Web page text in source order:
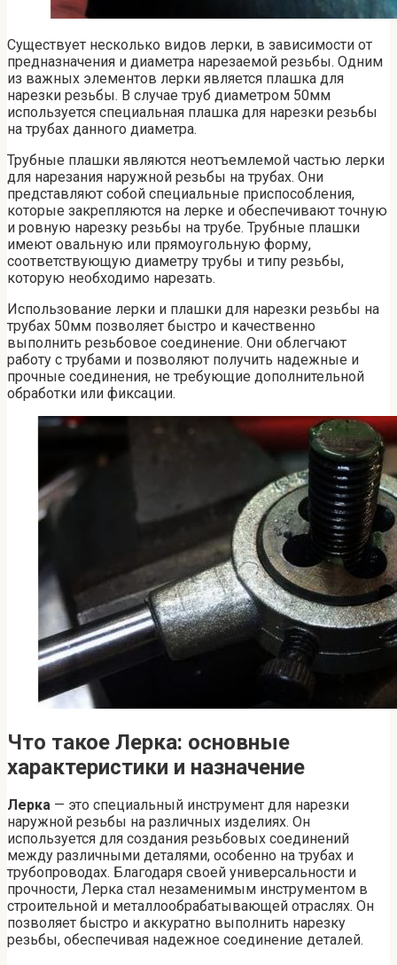
Существует несколько видов лерки, в зависимости от
предназначения и диаметра нарезаемой резьбы. Одним
из важных элементов лерки является плашка для
нарезки резьбы. В случае труб диаметром 50мм
используется специальная плашка для нарезки резьбы
на трубах данного диаметра.
Трубные плашки являются неотъемлемой частью лерки
для нарезания наружной резьбы на трубах. Они
представляют собой специальные приспособления,
которые закрепляются на лерке и обеспечивают точную
и ровную нарезку резьбы на трубе. Трубные плашки
имеют овальную или прямоугольную форму,
соответствующую диаметру трубы и типу резьбы,
которую необходимо нарезать.
Использование лерки и плашки для нарезки резьбы на
трубах 50мм позволяет быстро и качественно
выполнить резьбовое соединение. Они облегчают
работу с трубами и позволяют получить надежные и
прочные соединения, не требующие дополнительной
обработки или фиксации.
Что такое Лерка: основные
характеристики и назначение
Лерка — это специальный инструмент для нарезки
наружной резьбы на различных изделиях. Он
используется для создания резьбовых соединений
между различными деталями, особенно на трубах и
трубопроводах. Благодаря своей универсальности и
прочности, Лерка стал незаменимым инструментом в
строительной и металлообрабатывающей отраслях. Он
позволяет быстро и аккуратно выполнить нарезку
резьбы, обеспечивая надежное соединение деталей.